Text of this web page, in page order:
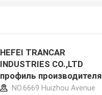
HEFEI TRANCAR
INDUSTRIES CO.,LTD
профиль производителя
NO.6669 Huizhou Avenue